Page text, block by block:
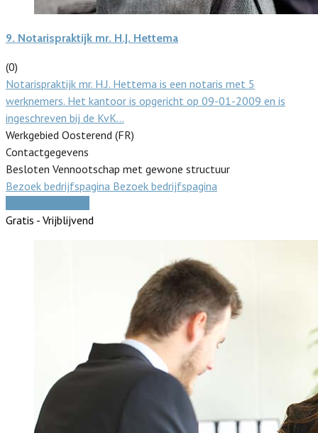
9. Notarispraktijk mr. H.J. Hettema
(0)
Notarispraktijk mr. H.J. Hettema is een notaris met 5
werknemers. Het kantoor is opgericht op 09-01-2009 en is
ingeschreven bij de KvK…
Werkgebied Oosterend (FR)
Contactgegevens
Besloten Vennootschap met gewone structuur
Bezoek bedrijfspagina Bezoek bedrijfspagina
Gratis - Vrijblijvend